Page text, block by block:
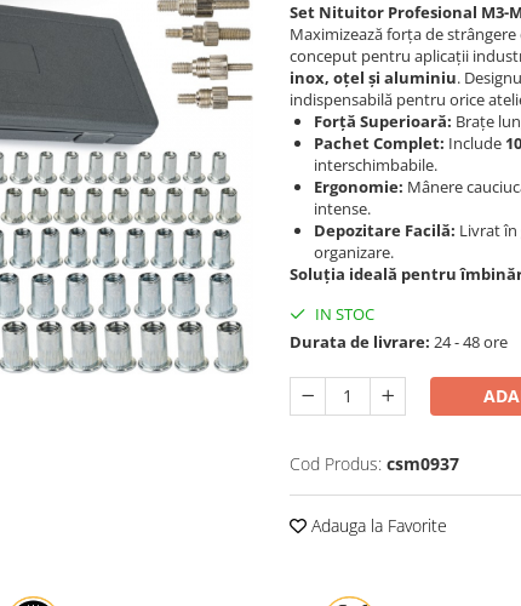
Set Nituitor Profesional M3-
Maximizează forța de
conceput pentru aplicații
inox, oțel și aluminiu.
indispensabilă pentru orice
Forță Superioară: Brațe
Pachet Complet: Include
interschimbabile.
Ergonomie: Mânere
intense.
Depozitare Facilă: Livrat în
organizare.
Soluția ideală pentru
IN STOC
Durata de livrare: 24 - 48 ore
Cod Produs: csm0937
Adauga la Favorite